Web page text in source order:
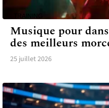
TRAINING
Musique pour
des meilleurs
25 juillet 2026